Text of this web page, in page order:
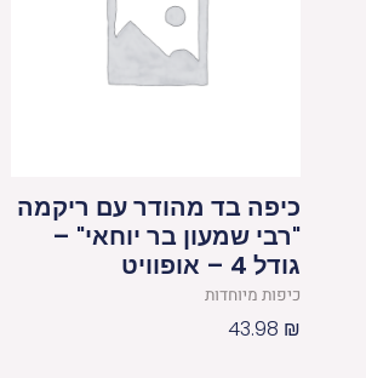
כיפה בד מהודר עם ריקמה
"רבי שמעון בר יוחאי" –
גודל 4 – אופוויט
כיפות מיוחדות
43.98 ₪